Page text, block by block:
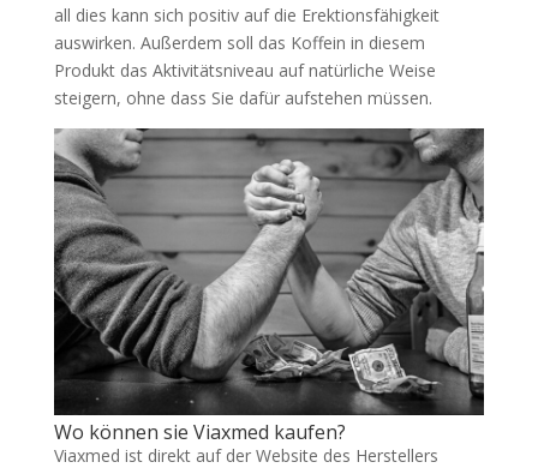
all dies kann sich positiv auf die Erektionsfähigkeit
auswirken. Außerdem soll das Koffein in diesem
Produkt das Aktivitätsniveau auf natürliche Weise
steigern, ohne dass Sie dafür aufstehen müssen.
Wo können sie Viaxmed kaufen?
Viaxmed ist direkt auf der Website des Herstellers